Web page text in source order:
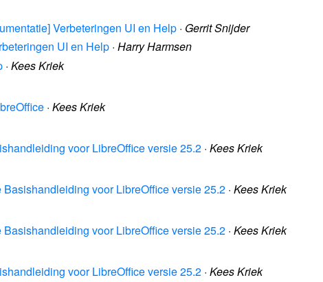
Verbeteringen UI en Help · Gerrit Snijder
UI en Help · Harry Harmsen
· Kees Kriek
· Kees Kriek
voor LibreOffice versie 25.2 · Kees Kriek
voor LibreOffice versie 25.2 · Kees Kriek
voor LibreOffice versie 25.2 · Kees Kriek
voor LibreOffice versie 25.2 · Kees Kriek